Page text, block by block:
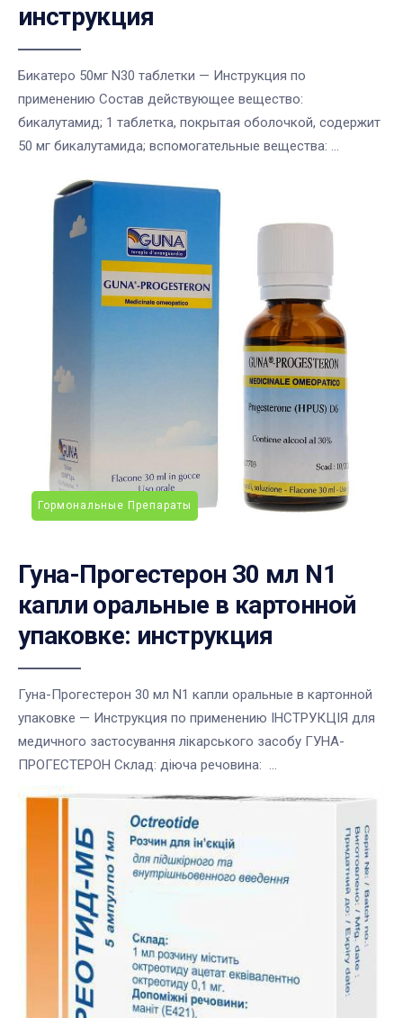
инструкция
Бикатеро 50мг N30 таблетки — Инструкция по
применению Состав действующее вещество:
бикалутамид; 1 таблетка, покрытая оболочкой, содержит
50 мг бикалутамида; вспомогательные вещества: ...
Гормональные Препараты
Гуна-Прогестерон 30 мл N1
капли оральные в картонной
упаковке: инструкция
Гуна-Прогестерон 30 мл N1 капли оральные в картонной
упаковке — Инструкция по применению ІНСТРУКЦІЯ для
медичного застосування лікарського засобу ГУНА-
ПРОГЕСТЕРОН Склад: діюча речовина: ...